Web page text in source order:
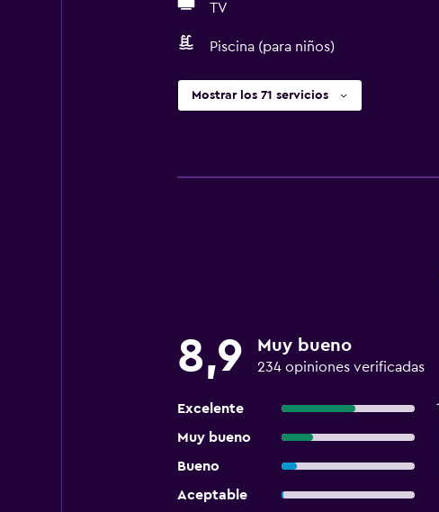
TV
Piscina (para niños)
Mostrar los 71 servicios
8,9 Muy bueno
234 opiniones verificadas
Excelente
Muy bueno
Bueno
Aceptable